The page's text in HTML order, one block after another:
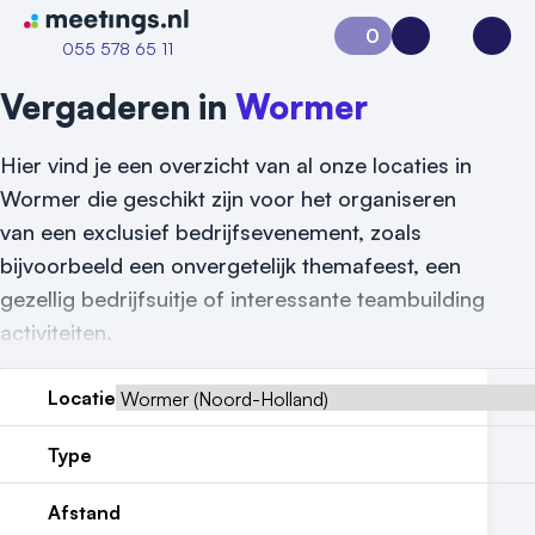
Naar home van Meetings
055 578 65 11
Vraag locatie aan
0
Aanvraag 0Inloggen
Vergaderen in Wormer
Hier vind je een overzicht van al onze locaties in
Wormer die geschikt zijn voor het organiseren
van een exclusief bedrijfsevenement, zoals
bijvoorbeeld een onvergetelijk themafeest, een
gezellig bedrijfsuitje of interessante teambuilding
activiteiten.
Locatie
Type
Afstand